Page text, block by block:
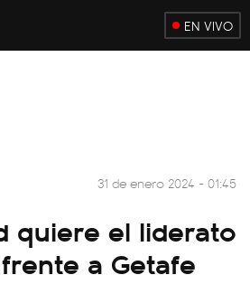
EN VIVO
31 de enero 2024 - 01:45
quiere el liderato
a Getafe